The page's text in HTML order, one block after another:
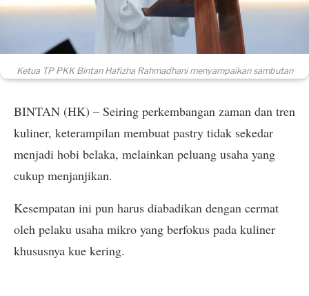
Ketua TP PKK Bintan Hafizha Rahmadhani menyampaikan sambutan
BINTAN (HK) – Seiring perkembangan zaman dan tren
kuliner, keterampilan membuat pastry tidak sekedar
menjadi hobi belaka, melainkan peluang usaha yang
cukup menjanjikan.
Kesempatan ini pun harus diabadikan dengan cermat
oleh pelaku usaha mikro yang berfokus pada kuliner
khususnya kue kering.